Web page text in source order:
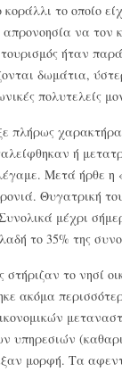
το οποίο
να
ήταν
δωμάτια,
πολυτελείς
πλήρως
ή
Μετά ήρθε η
Θυγατρική
μέχρι
το 35% της
το νησί
ακόμα
υπηρεσιών
μορφή. Τα